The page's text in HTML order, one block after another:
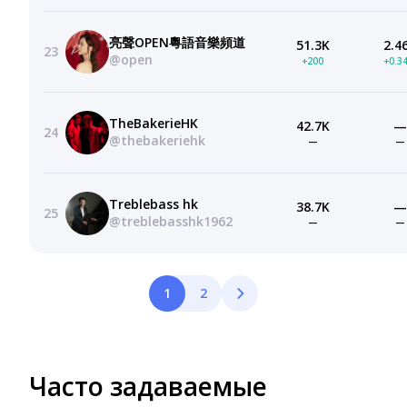
23
亮聲OPEN粵語音樂頻道
@open
51.3K
+200
24
TheBakerieHK
@thebakeriehk
42.7K
—
—
—
25
Treblebass hk
@treblebasshk1962
38.7K
—
—
—
1 2
Часто задаваемые